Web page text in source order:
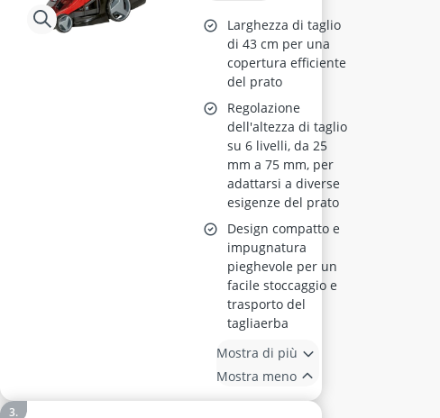
Larghezza di taglio
di 43 cm per una
copertura efficiente
del prato
Regolazione
dell'altezza di taglio
su 6 livelli, da 25
mm a 75 mm, per
adattarsi a diverse
esigenze del prato
Design compatto e
impugnatura
pieghevole per un
facile stoccaggio e
trasporto del
tagliaerba
Mostra di più
Mostra meno